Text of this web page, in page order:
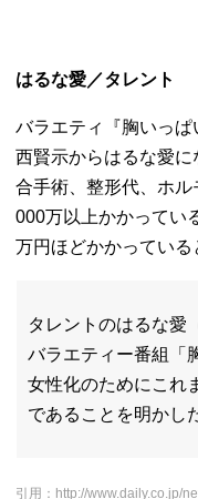
はるな愛／タレント
バラエティ『胸いっぱ
西賢示からはるな愛
合手術、整形代、ホ
000万以上かかってい
万円ほどかかっている
タレントのはるな愛
バラエティー番組「
女性化のためにこれ
であることを明かし
引用：http://www.daily.co.jp/